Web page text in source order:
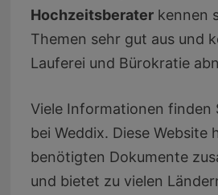
Hochzeitsberaterkennen
Themen sehr gut aus und
Lauferei und Bürokratie
Viele Informationen finden
bei Weddix. Diese Website
benötigten Dokumente
und bietet zu vielen